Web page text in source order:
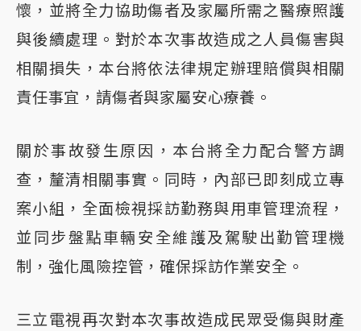
懷，並將全力協助傷者及家屬所需之醫療照護
與後續處理。對於本次事故造成之人員傷害與
相關損失，本台將依法律規定辦理賠償與相關
責任事宜，請傷者與家屬安心療養。
關於事故發生原因，本台將全力配合警方調
查，釐清相關事實。同時，內部已即刻成立專
案小組，全面檢視採訪勤務與用車管理流程，
並同步盤點車輛安全維護及駕駛出勤管理機
制，強化風險控管，確保採訪作業安全。
三立電視再次對本次事故造成民眾受傷與財產